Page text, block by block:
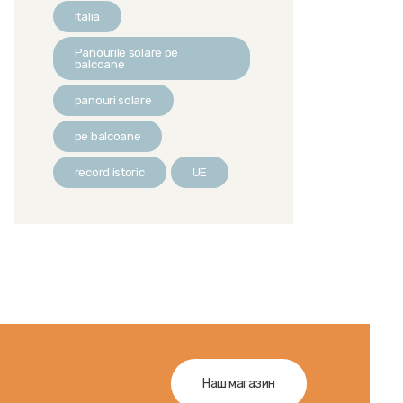
Italia
Panourile solare pe
balcoane
panouri solare
pe balcoane
record istoric UE
Наш магазин